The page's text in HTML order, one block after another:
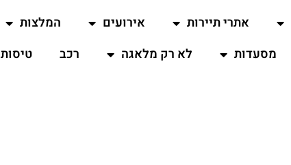
אתרי תיירות אירועים המלצות
מסעדות לא רק מלאגה רכב טיסות